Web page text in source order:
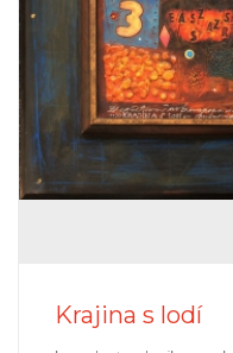
Krajina s lodí